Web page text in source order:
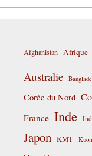
Afghanistan Afrique
Australie
Corée du Nord
France Inde
Japon KMT